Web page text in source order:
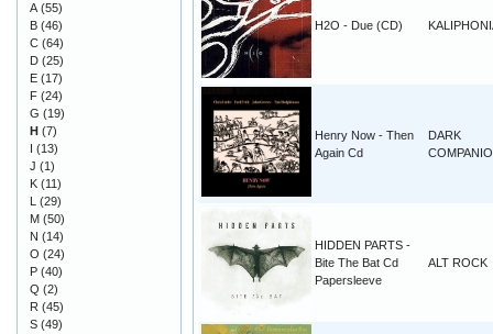
H2O - Due (CD)
Henry Now - Then
Again Cd
DARK
HIDDEN PARTS -
Bite The Bat Cd
Papersleeve
ALT ROCK
A (55)
B (46)
C (64)
D (25)
E (17)
F (24)
G (19)
H (7)
I (13)
J (1)
K (11)
L (29)
M (50)
N (14)
O (24)
P (40)
Q (2)
R (45)
S (49)